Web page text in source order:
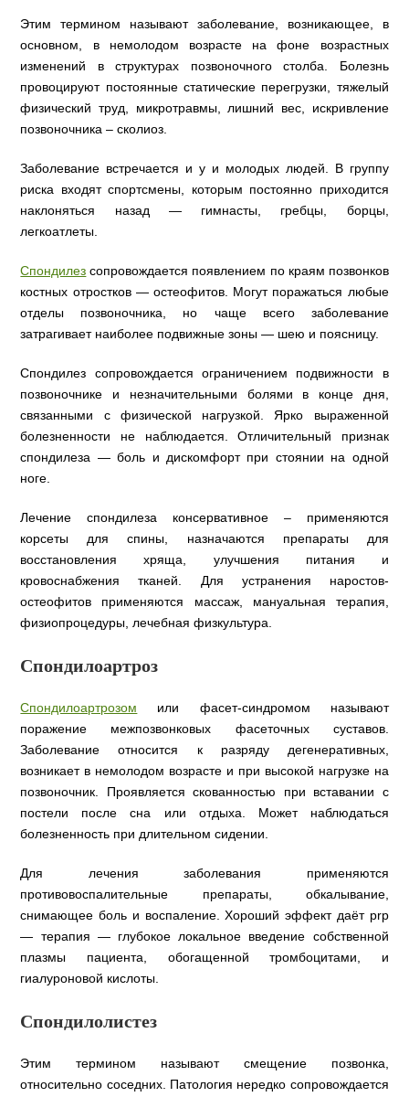
Этим термином называют заболевание, возникающее, в
основном, в немолодом возрасте на фоне возрастных
изменений в структурах позвоночного столба. Болезнь
провоцируют постоянные статические перегрузки, тяжелый
физический труд, микротравмы, лишний вес, искривление
позвоночника – сколиоз.
Заболевание встречается и у и молодых людей. В группу
риска входят спортсмены, которым постоянно приходится
наклоняться назад — гимнасты, гребцы, борцы,
легкоатлеты.
Спондилез сопровождается появлением по краям позвонков
костных отростков — остеофитов. Могут поражаться любые
отделы позвоночника, но чаще всего заболевание
затрагивает наиболее подвижные зоны — шею и поясницу.
Спондилез сопровождается ограничением подвижности в
позвоночнике и незначительными болями в конце дня,
связанными с физической нагрузкой. Ярко выраженной
болезненности не наблюдается. Отличительный признак
спондилеза — боль и дискомфорт при стоянии на одной
ноге.
Лечение спондилеза консервативное – применяются
корсеты для спины, назначаются препараты для
восстановления хряща, улучшения питания и
кровоснабжения тканей. Для устранения наростов-
остеофитов применяются массаж, мануальная терапия,
физиопроцедуры, лечебная физкультура.
Спондилоартроз
Спондилоартрозом или фасет-синдромом называют
поражение межпозвонковых фасеточных суставов.
Заболевание относится к разряду дегенеративных,
возникает в немолодом возрасте и при высокой нагрузке на
позвоночник. Проявляется скованностью при вставании с
постели после сна или отдыха. Может наблюдаться
болезненность при длительном сидении.
Для лечения заболевания применяются
противовоспалительные препараты, обкалывание,
снимающее боль и воспаление. Хороший эффект даёт prp
— терапия — глубокое локальное введение собственной
плазмы пациента, обогащенной тромбоцитами, и
гиалуроновой кислоты.
Спондилолистез
Этим термином называют смещение позвонка,
относительно соседних. Патология нередко сопровождается